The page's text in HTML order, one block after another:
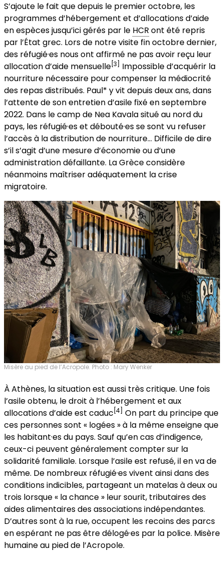
S’ajoute le fait que depuis le premier octobre, les
programmes d’hébergement et d’allocations d’aide
en espèces jusqu’ici gérés par le HCR ont été repris
par l’État grec. Lors de notre visite fin octobre dernier,
des réfugié·es nous ont affirmé ne pas avoir reçu leur
allocation d’aide mensuelle [3]
Impossible d’acquérir la
nourriture nécessaire pour compenser la médiocrité
des repas distribués. Paul* y vit depuis deux ans, dans
l’attente de son entretien d’asile fixé en septembre
2022. Dans le camp de Nea Kavala situé au nord du
pays, les réfugié·es et débouté·es se sont vu refuser
l’accès à la distribution de nourriture… Difficile de dire
s’il s’agit d’une mesure d’économie ou d’une
administration défaillante. La Grèce considère
néanmoins maîtriser adéquatement la crise
migratoire.
Misère au pied de l’Acropole. Photo : Mary Wenker
À Athènes, la situation est aussi très critique. Une fois
l’asile obtenu, le droit à l’hébergement et aux
allocations d’aide est caduc [4] On part du principe que
ces personnes sont « logées » à la même enseigne que
les habitant·es du pays. Sauf qu’en cas d’indigence,
ceux-ci peuvent généralement compter sur la
solidarité familiale. Lorsque l’asile est refusé, il en va de
même. De nombreux réfugié·es vivent ainsi dans des
conditions indicibles, partageant un matelas à deux ou
trois lorsque « la chance » leur sourit, tributaires des
aides alimentaires des associations indépendantes.
D’autres sont à la rue, occupent les recoins des parcs
en espérant ne pas être délogé·es par la police. Misère
humaine au pied de l’Acropole.